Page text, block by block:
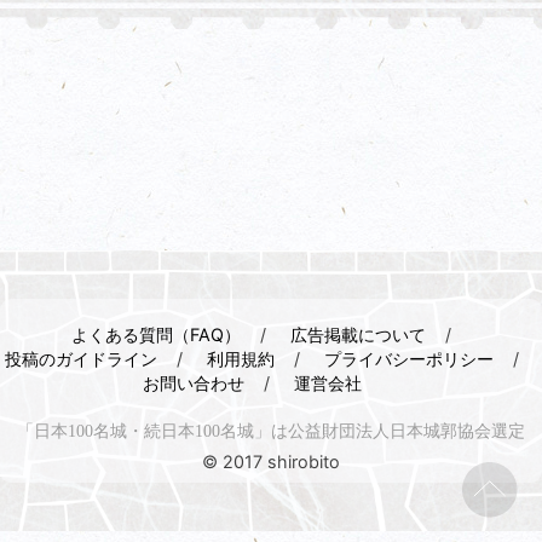
よくある質問（FAQ）
広告掲載について
投稿のガイドライン
利用規約
プライバシーポリシー
お問い合わせ
運営会社
「日本100名城・続日本100名城」は公益財団法人日本城郭協会選定
© 2017 shirobito